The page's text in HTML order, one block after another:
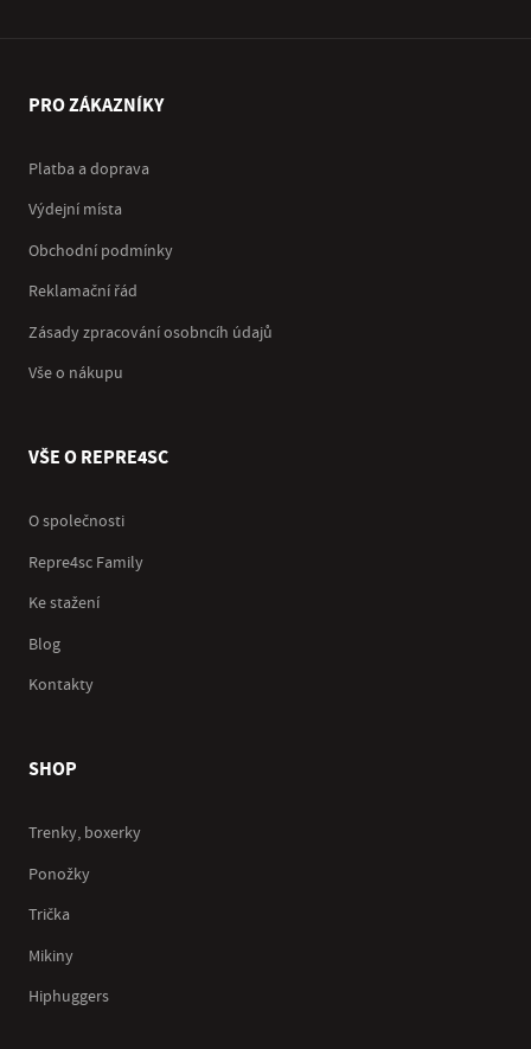
PRO ZÁKAZNÍKY
Platba a doprava
Výdejní místa
Obchodní podmínky
Reklamační řád
Zásady zpracování osobncíh údajů
Vše o nákupu
VŠE O REPRE4SC
O společnosti
Repre4sc Family
Ke stažení
Blog
Kontakty
SHOP
Trenky, boxerky
Ponožky
Trička
Mikiny
Hiphuggers